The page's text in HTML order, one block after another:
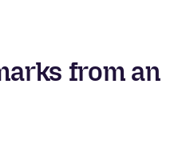
from an